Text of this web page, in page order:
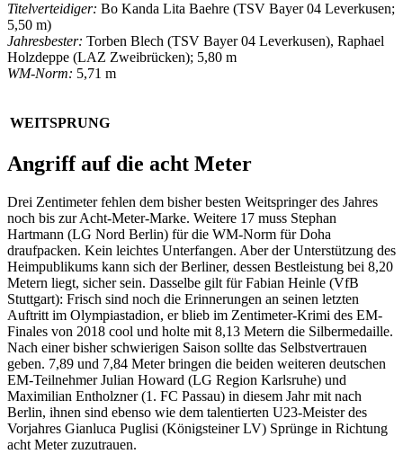
Titelverteidiger: Bo Kanda Lita Baehre (TSV Bayer 04 Leverkusen;
5,50 m)
Jahresbester: Torben Blech (TSV Bayer 04 Leverkusen), Raphael
Holzdeppe (LAZ Zweibrücken); 5,80 m
WM-Norm: 5,71 m
WEITSPRUNG
Angriff auf die acht Meter
Drei Zentimeter fehlen dem bisher besten Weitspringer des Jahres
noch bis zur Acht-Meter-Marke. Weitere 17 muss Stephan
Hartmann (LG Nord Berlin) für die WM-Norm für Doha
draufpacken. Kein leichtes Unterfangen. Aber der Unterstützung des
Heimpublikums kann sich der Berliner, dessen Bestleistung bei 8,20
Metern liegt, sicher sein. Dasselbe gilt für Fabian Heinle (VfB
Stuttgart): Frisch sind noch die Erinnerungen an seinen letzten
Auftritt im Olympiastadion, er blieb im Zentimeter-Krimi des EM-
Finales von 2018 cool und holte mit 8,13 Metern die Silbermedaille.
Nach einer bisher schwierigen Saison sollte das Selbstvertrauen
geben. 7,89 und 7,84 Meter bringen die beiden weiteren deutschen
EM-Teilnehmer Julian Howard (LG Region Karlsruhe) und
Maximilian Entholzner (1. FC Passau) in diesem Jahr mit nach
Berlin, ihnen sind ebenso wie dem talentierten U23-Meister des
Vorjahres Gianluca Puglisi (Königsteiner LV) Sprünge in Richtung
acht Meter zuzutrauen.